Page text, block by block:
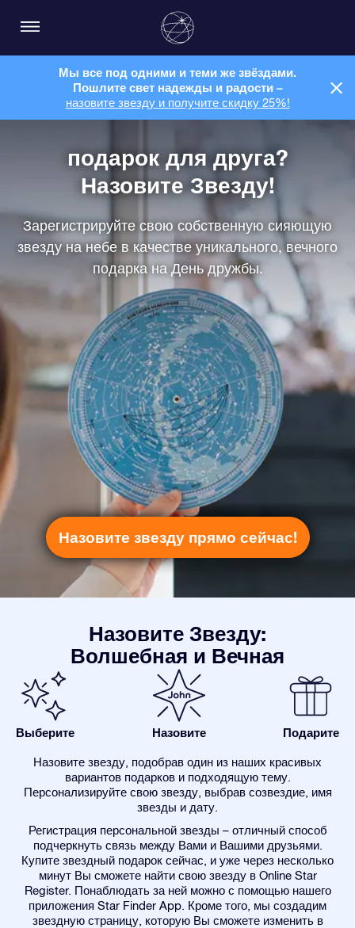
Мы все под одними и теми же звёздами.
Пошлите свет надежды и радости –
назовите звезду и получите скидку 25%!
подарок для друга?
Назовите Звезду!
Зарегистрируйте свою собственную сияющую
звезду на небе в качестве уникального, вечного
подарка на День дружбы.
Назовите звезду прямо сейчас!
Назовите Звезду:
Волшебная и Вечная
Выберите Назовите Подарите
Назовите звезду, подобрав один из наших красивых
вариантов подарков и подходящую тему.
Персонализируйте свою звезду, выбрав созвездие, имя
звезды и дату.
Регистрация персональной звезды – отличный способ
подчеркнуть связь между Вами и Вашими друзьями.
Купите звездный подарок сейчас, и уже через несколько
минут Вы сможете найти свою звезду в Online Star
Register. Понаблюдать за ней можно с помощью нашего
приложения Star Finder App. Кроме того, мы создадим
звездную страницу, которую Вы сможете изменить в